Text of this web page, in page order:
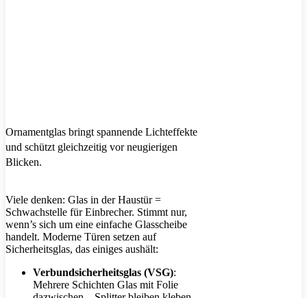
Ornamentglas bringt spannende Lichteffekte
und schützt gleichzeitig vor neugierigen
Blicken.
Viele denken: Glas in der Haustür =
Schwachstelle für Einbrecher. Stimmt nur,
wenn’s sich um eine einfache Glasscheibe
handelt. Moderne Türen setzen auf
Sicherheitsglas, das einiges aushält:
Verbundsicherheitsglas (VSG):
Mehrere Schichten Glas mit Folie